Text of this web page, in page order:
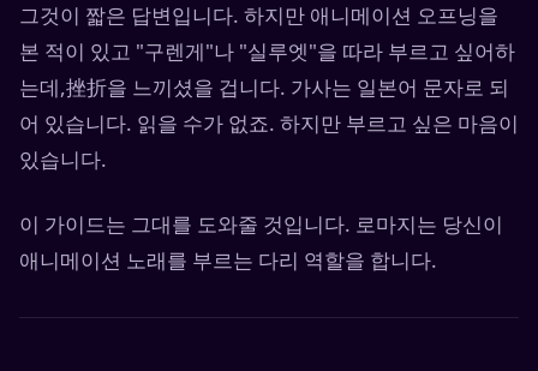
그것이 짧은 답변입니다. 하지만 애니메이션 오프닝을
본 적이 있고 "구렌게"나 "실루엣"을 따라 부르고 싶어하
는데,挫折을 느끼셨을 겁니다. 가사는 일본어 문자로 되
어 있습니다. 읽을 수가 없죠. 하지만 부르고 싶은 마음이
있습니다.
이 가이드는 그대를 도와줄 것입니다. 로마지는 당신이
애니메이션 노래를 부르는 다리 역할을 합니다.